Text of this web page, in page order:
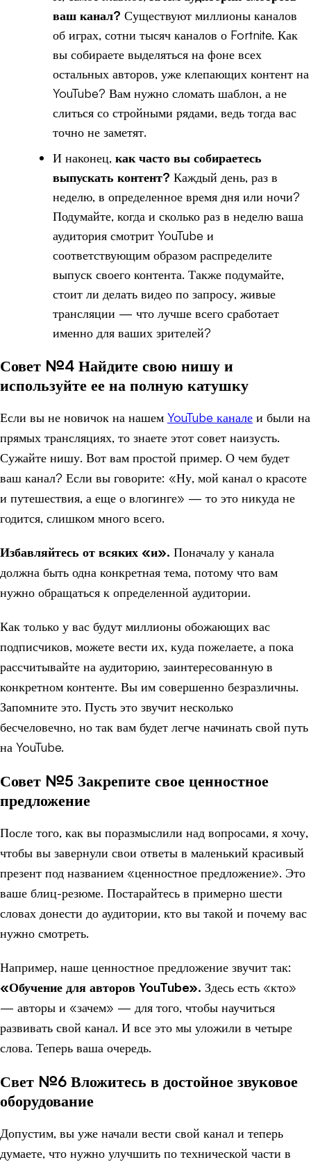
ваш канал? Существуют миллионы каналов
об играх, сотни тысяч каналов о Fortnite. Как
вы собираете выделяться на фоне всех
остальных авторов, уже клепающих контент на
YouTube? Вам нужно сломать шаблон, а не
слиться со стройными рядами, ведь тогда вас
точно не заметят.
И наконец, как часто вы собираетесь
выпускать контент? Каждый день, раз в
неделю, в определенное время дня или ночи?
Подумайте, когда и сколько раз в неделю ваша
аудитория смотрит YouTube и
соответствующим образом распределите
выпуск своего контента. Также подумайте,
стоит ли делать видео по запросу, живые
трансляции — что лучше всего сработает
именно для ваших зрителей?
Совет №4 Найдите свою нишу и
используйте ее на полную катушку
Если вы не новичок на нашем YouTube канале и были на
прямых трансляциях, то знаете этот совет наизусть.
Сужайте нишу. Вот вам простой пример. О чем будет
ваш канал? Если вы говорите: «Ну, мой канал о красоте
и путешествия, а еще о влогинге» — то это никуда не
годится, слишком много всего.
Избавляйтесь от всяких «и». Поначалу у канала
должна быть одна конкретная тема, потому что вам
нужно обращаться к определенной аудитории.
Как только у вас будут миллионы обожающих вас
подписчиков, можете вести их, куда пожелаете, а пока
рассчитывайте на аудиторию, заинтересованную в
конкретном контенте. Вы им совершенно безразличны.
Запомните это. Пусть это звучит несколько
бесчеловечно, но так вам будет легче начинать свой путь
на YouTube.
Совет №5 Закрепите свое ценностное
предложение
После того, как вы поразмыслили над вопросами, я хочу,
чтобы вы завернули свои ответы в маленький красивый
презент под названием «ценностное предложение». Это
ваше блиц-резюме. Постарайтесь в примерно шести
словах донести до аудитории, кто вы такой и почему вас
нужно смотреть.
Например, наше ценностное предложение звучит так:
«Обучение для авторов YouTube». Здесь есть «кто»
— авторы и «зачем» — для того, чтобы научиться
развивать свой канал. И все это мы уложили в четыре
слова. Теперь ваша очередь.
Свет №6 Вложитесь в достойное звуковое
оборудование
Допустим, вы уже начали вести свой канал и теперь
думаете, что нужно улучшить по технической части в